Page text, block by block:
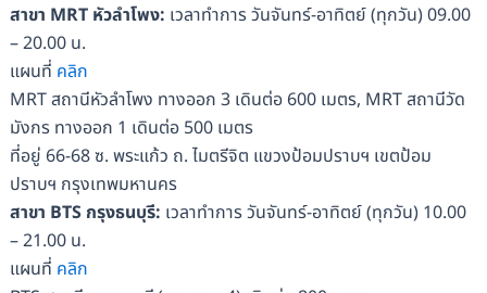
สาขา MRT หัวลำโพง: เวลาทำการ วันจันทร์-อาทิตย์ (ทุกวัน) 09.00
– 20.00 น.
แผนที่ คลิก
MRT สถานีหัวลำโพง ทางออก 3 เดินต่อ 600 เมตร, MRT สถานีวัด
มังกร ทางออก 1 เดินต่อ 500 เมตร
ที่อยู่ 66-68 ซ. พระแก้ว ถ. ไมตรีจิต แขวงป้อมปราบฯ เขตป้อม
ปราบฯ กรุงเทพมหานคร
สาขา BTS กรุงธนบุรี: เวลาทำการ วันจันทร์-อาทิตย์ (ทุกวัน) 10.00
– 21.00 น.
แผนที่ คลิก